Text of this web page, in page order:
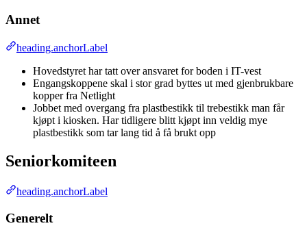
Annet
heading.anchorLabel
Hovedstyret har tatt over ansvaret for boden i IT-vest
Engangskoppene skal i stor grad byttes ut med gjenbrukbare
kopper fra Netlight
Jobbet med overgang fra plastbestikk til trebestikk man får
kjøpt i kiosken. Har tidligere blitt kjøpt inn veldig mye
plastbestikk som tar lang tid å få brukt opp
Seniorkomiteen
heading.anchorLabel
Generelt